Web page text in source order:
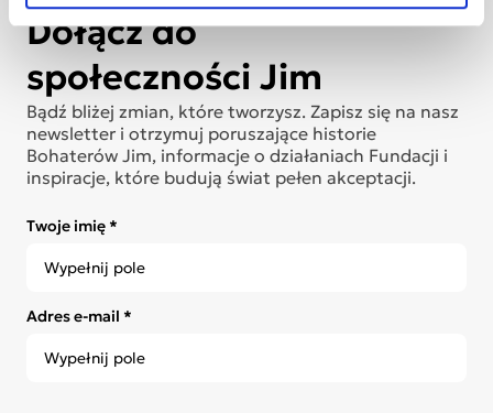
Dołącz do
społeczności Jim
Bądź bliżej zmian, które tworzysz. Zapisz się na nasz
newsletter i otrzymuj poruszające historie
Bohaterów Jim, informacje o działaniach Fundacji i
inspiracje, które budują świat pełen akceptacji.
Twoje imię *
Adres e-mail *